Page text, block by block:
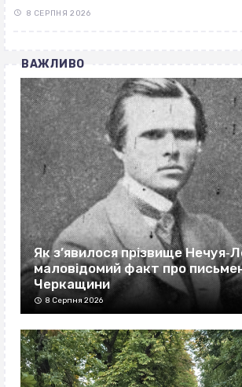
8 СЕРПНЯ 2026
ВАЖЛИВО
Як з’явилося прізвище
маловідомий факт про
Черкащини
8 Серпня 2026